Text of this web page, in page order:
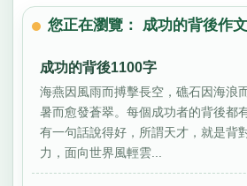
您正在瀏覽： 成功的背後作
成功的背後1100字
海燕因風雨而搏擊長空，礁石因海浪
暑而愈發蒼翠。每個成功者的背後都
有一句話說得好，所謂天才，就是背
力，面向世界風輕雲...